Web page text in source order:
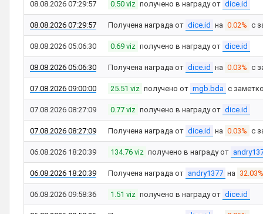
08.08.2026 07:29:57 0.50 viz получено в награду от dice.id
08.08.2026 07:29:57 Получена награда от dice.id на 0.02% с
08.08.2026 05:06:30 0.69 viz получено в награду от dice.id
08.08.2026 05:06:30 Получена награда от dice.id на 0.03% с
07.08.2026 09:00:00 25.51 viz получено от mgb.bda с
07.08.2026 08:27:09 0.77 viz получено в награду от dice.id
07.08.2026 08:27:09 Получена награда от dice.id на 0.03% с
06.08.2026 18:20:39 134.76 viz получено в награду от
06.08.2026 18:20:39 Получена награда от andry1377 на 32.03%
06.08.2026 09:58:36 1.51 viz получено в награду от dice.id